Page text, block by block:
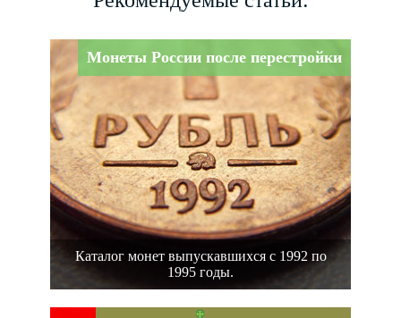
Монеты России после перестройки
Каталог монет выпускавшихся с 1992 по
1995 годы.